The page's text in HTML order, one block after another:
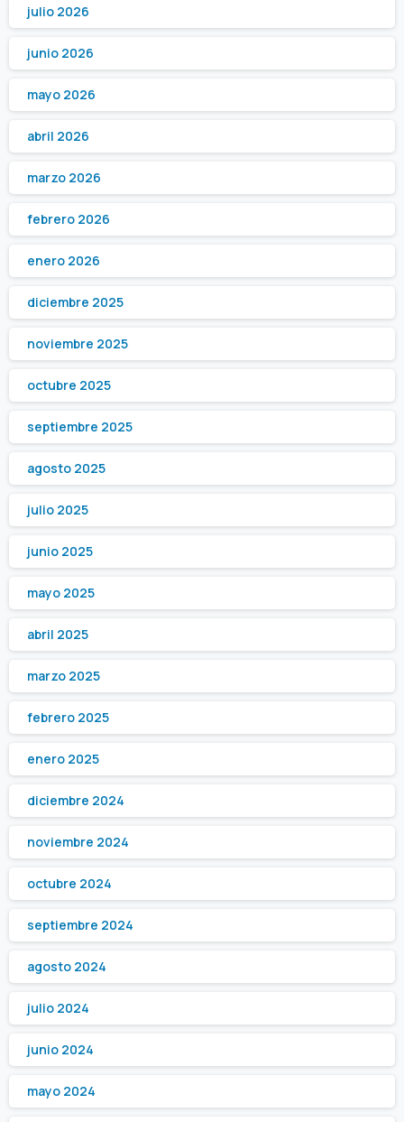
julio 2026
junio 2026
mayo 2026
abril 2026
marzo 2026
febrero 2026
enero 2026
diciembre 2025
noviembre 2025
octubre 2025
septiembre 2025
agosto 2025
julio 2025
junio 2025
mayo 2025
abril 2025
marzo 2025
febrero 2025
enero 2025
diciembre 2024
noviembre 2024
octubre 2024
septiembre 2024
agosto 2024
julio 2024
junio 2024
mayo 2024